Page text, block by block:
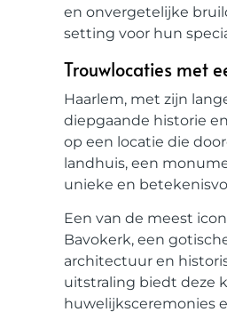
en onvergetelijke
setting voor hun
Trouwlocaties met
Haarlem, met zijn
diepgaande historie
op een locatie die
landhuis, een
unieke en
Een van de meest
Bavokerk, een
architectuur en
uitstraling biedt deze
huwelijksceremonies